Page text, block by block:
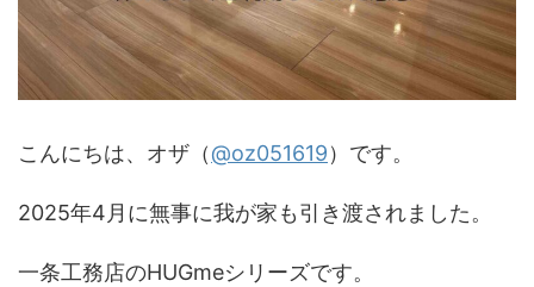
こんにちは、オザ（@oz051619）です。
2025年4月に無事に我が家も引き渡されました。
一条工務店のHUGmeシリーズです。